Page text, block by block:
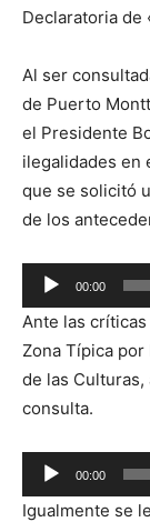
Declaratoria de
Al ser
de Puerto
el Presidente
ilegalidades en
que se solicitó
de los
Reproductor
de
audio
00:00
Ante las
Zona Típica
de las
consulta.
Reproductor
de
audio
00:00
Igualmente se